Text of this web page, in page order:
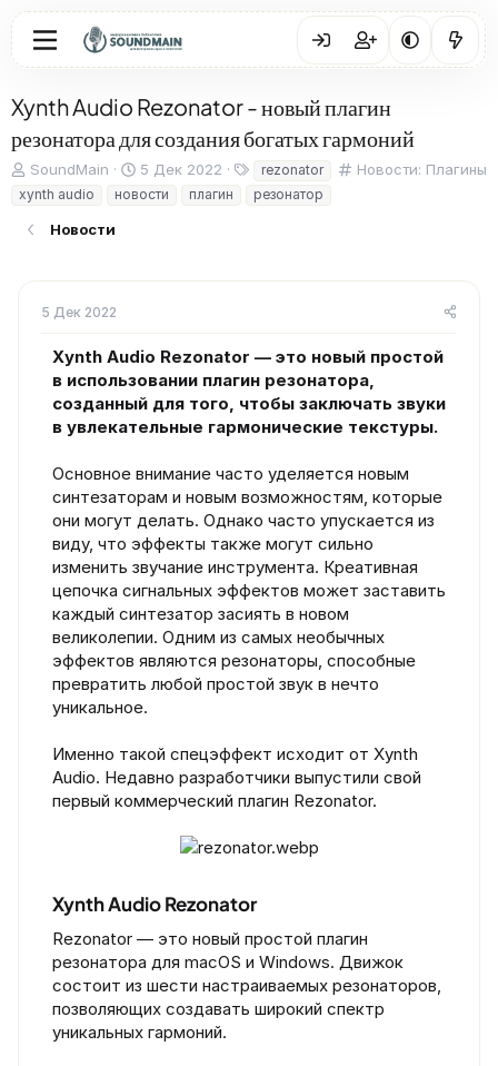
Xynth Audio Rezonator - новый плагин
резонатора для создания богатых гармоний
К
Новости: Плагины
А
в
т
о
SoundMain
Д
а
т
а
5 Дек 2022
е
г
rezonator
xynth audio
новости плагин резонатор
Новости
5 Дек 2022
Xynth Audio Rezonator — это новый простой
в использовании плагин резонатора,
созданный для того, чтобы заключать звуки
в увлекательные гармонические текстуры.
Основное внимание часто уделяется новым
синтезаторам и новым возможностям, которые
они могут делать. Однако часто упускается из
виду, что эффекты также могут сильно
изменить звучание инструмента. Креативная
цепочка сигнальных эффектов может заставить
каждый синтезатор засиять в новом
великолепии. Одним из самых необычных
эффектов являются резонаторы, способные
превратить любой простой звук в нечто
уникальное.
Именно такой спецэффект исходит от Xynth
Audio. Недавно разработчики выпустили свой
первый коммерческий плагин Rezonator.
Xynth Audio Rezonator​
Rezonator — это новый простой плагин
резонатора для macOS и Windows. Движок
состоит из шести настраиваемых резонаторов,
позволяющих создавать широкий спектр
уникальных гармоний.